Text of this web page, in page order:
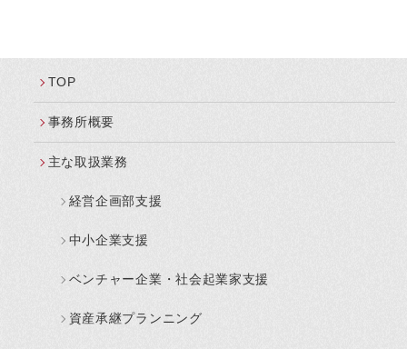
TOP
事務所概要
主な取扱業務
経営企画部支援
中小企業支援
ベンチャー企業・社会起業家支援
資産承継プランニング